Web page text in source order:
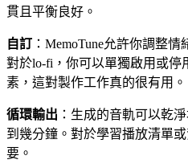
貫且平衡良好。
自訂 ：MemoTune允許你調整
對於lo-fi，你可以單獨啟用或停
素，這對製作工作真的很有用。
循環輸出 ：生成的音軌可以乾
到幾分鐘。對於學習播放清單
要。